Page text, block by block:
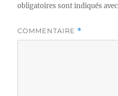
obligatoires sont indiqués avec
COMMENTAIRE *